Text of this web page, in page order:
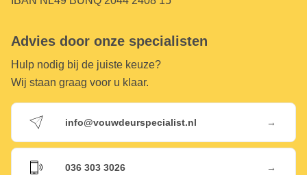
Advies door onze specialisten
Hulp nodig bij de juiste keuze?
Wij staan graag voor u klaar.
info@vouwdeurspecialist.nl →
036 303 3026 →